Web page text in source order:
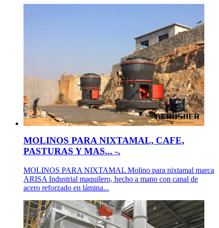
MOLINOS PARA NIXTAMAL, CAFE,
PASTURAS Y MAS... -.
MOLINOS PARA NIXTAMAL Molino para nixtamal marca
ARISA Industrial maquilero, hecho a mano con canal de
acero reforzado en lámina...